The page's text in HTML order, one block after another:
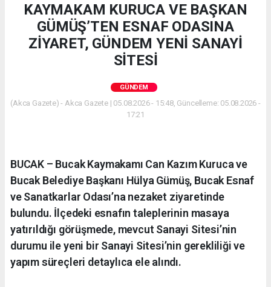
KAYMAKAM KURUCA VE BAŞKAN
GÜMÜŞ’TEN ESNAF ODASINA
ZİYARET, GÜNDEM YENİ SANAYİ
SİTESİ
GÜNDEM
(Akca Gazete) - Akca Gazete | 05.08.2026 - 15:48, Güncelleme: 05.08.2026 -
17:21
BUCAK – Bucak Kaymakamı Can Kazım Kuruca ve
Bucak Belediye Başkanı Hülya Gümüş, Bucak Esnaf
ve Sanatkarlar Odası’na nezaket ziyaretinde
bulundu. İlçedeki esnafın taleplerinin masaya
yatırıldığı görüşmede, mevcut Sanayi Sitesi’nin
durumu ile yeni bir Sanayi Sitesi’nin gerekliliği ve
yapım süreçleri detaylıca ele alındı.